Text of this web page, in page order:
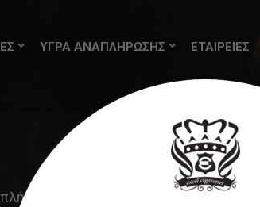
ΥΓΡΑ ΑΝΑΠΛΗΡΩΣΗΣ ΕΤΑΙΡΕΙΕΣ
(flavorshots)